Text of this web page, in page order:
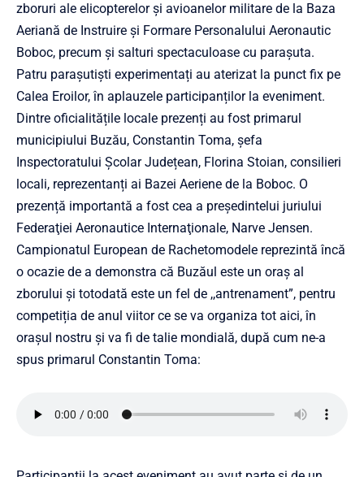
zboruri ale elicopterelor și avioanelor militare de la Baza
Aeriană de Instruire și Formare Personalului Aeronautic
Boboc, precum și salturi spectaculoase cu parașuta.
Patru parașutiști experimentați au aterizat la punct fix pe
Calea Eroilor, în aplauzele participanților la eveniment.
Dintre oficialitățile locale prezenți au fost primarul
municipiului Buzău, Constantin Toma, șefa
Inspectoratului Școlar Județean, Florina Stoian, consilieri
locali, reprezentanți ai Bazei Aeriene de la Boboc. O
prezență importantă a fost cea a președintelui juriului
Federaţiei Aeronautice Internaţionale, Narve Jensen.
Campionatul European de Rachetomodele reprezintă încă
o ocazie de a demonstra că Buzăul este un oraș al
zborului și totodată este un fel de ,,antrenament”, pentru
competiția de anul viitor ce se va organiza tot aici, în
orașul nostru și va fi de talie mondială, după cum ne-a
spus primarul Constantin Toma: